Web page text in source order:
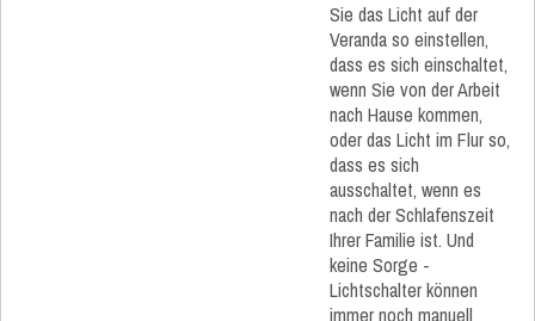
Sie das Licht auf der
Veranda so einstellen,
dass es sich einschaltet,
wenn Sie von der Arbeit
nach Hause kommen,
oder das Licht im Flur so,
dass es sich
ausschaltet, wenn es
nach der Schlafenszeit
Ihrer Familie ist. Und
keine Sorge -
Lichtschalter können
immer noch manuell